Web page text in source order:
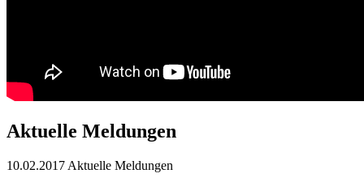
Aktuelle Meldungen
10.02.2017 Aktuelle Meldungen